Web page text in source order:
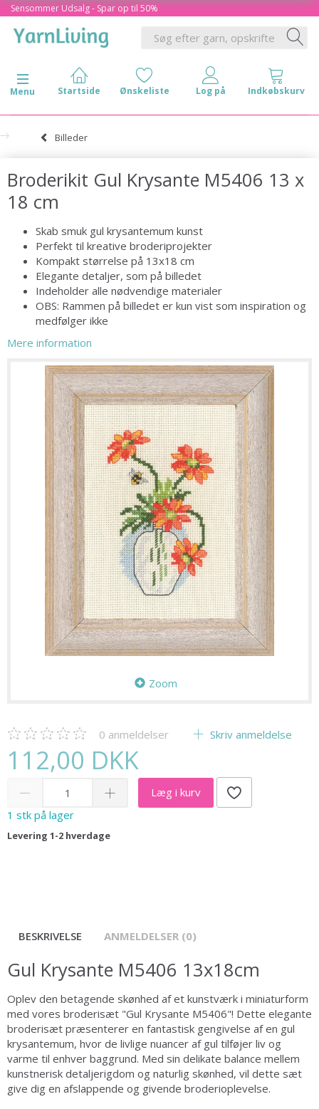
Sensommer Udsalg - Spar op til 50%
Skifte navigation
Menu
Billeder
Broderikit Gul Krysante M5406 13 x
18 cm
Skab smuk gul krysantemum kunst
Perfekt til kreative broderiprojekter
Kompakt størrelse på 13x18 cm
Elegante detaljer, som på billedet
Indeholder alle nødvendige materialer
OBS: Rammen på billedet er kun vist som inspiration og
medfølger ikke
Mere information
Zoom
0 anmeldelser Skriv anmeldelse
112,00 DKK
Læg i kurv
1 stk på lager
Levering 1-2 hverdage
BESKRIVELSE ANMELDELSER (0)
Gul Krysante M5406 13x18cm
Oplev den betagende skønhed af et kunstværk i miniaturform
med vores broderisæt "Gul Krysante M5406"! Dette elegante
broderisæt præsenterer en fantastisk gengivelse af en gul
krysantemum, hvor de livlige nuancer af gul tilføjer liv og
varme til enhver baggrund. Med sin delikate balance mellem
kunstnerisk detaljerigdom og naturlig skønhed, vil dette sæt
give dig en afslappende og givende broderioplevelse.